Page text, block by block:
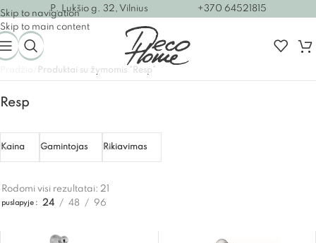
Skip to navigation
Skip to main content
P. Lukšio g. 32, Vilnius +370 64521815
Produktai su žymomis “Resp”
Resp
Kaina Gamintojas Rikiavimas
Rodomi visi rezultatai: 21
puslapyje 24 48 96